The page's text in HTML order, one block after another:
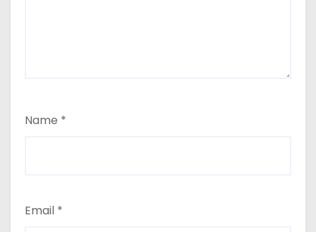
Name *
Email *